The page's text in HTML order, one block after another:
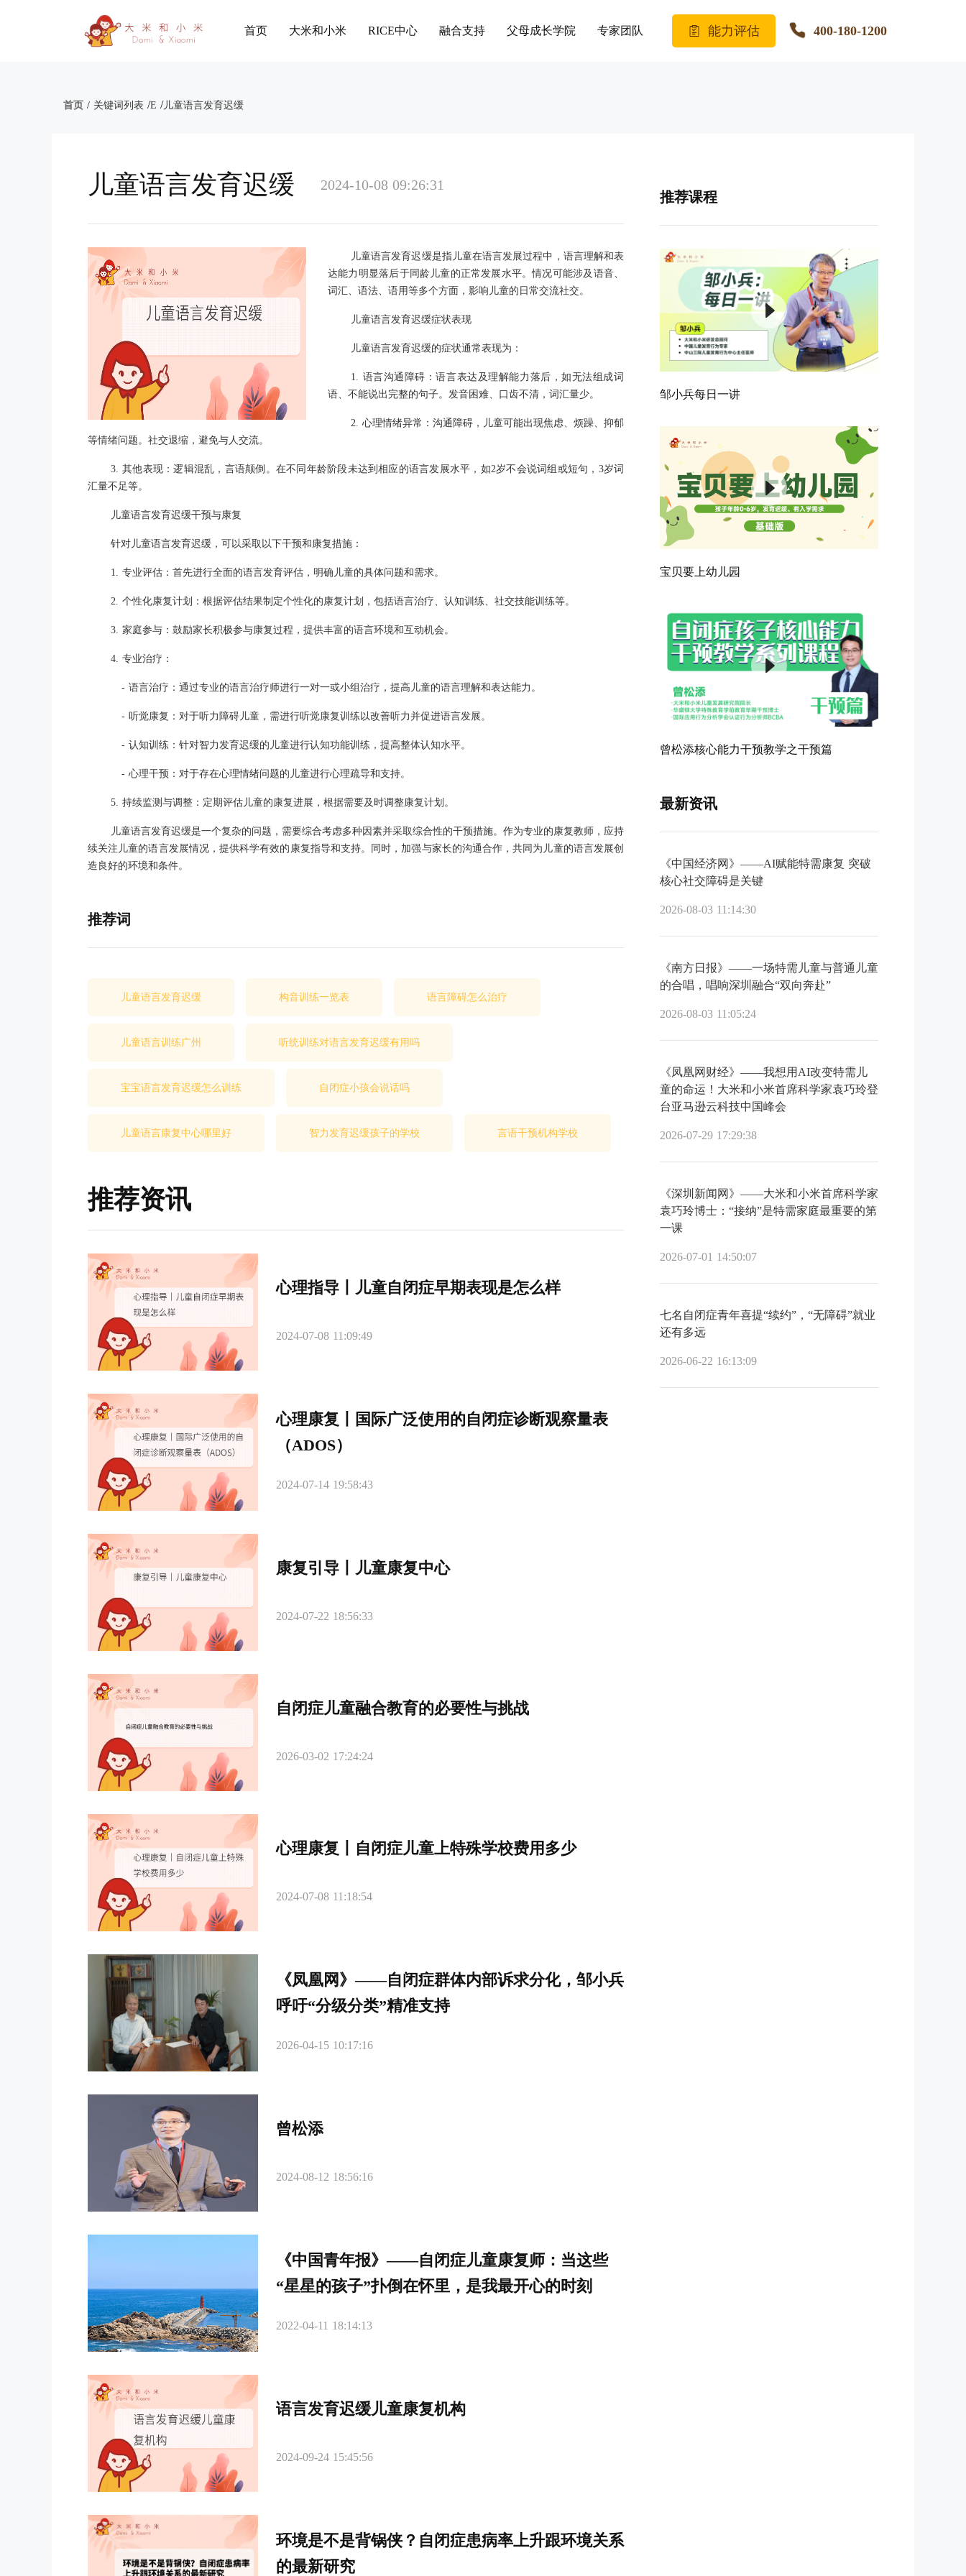
首页 大米和小米 RICE中心 融合支持 父母成长学院 专家团队 能力评估 400-180-1200
首页 / 关键词列表 /E /儿童语言发育迟缓
儿童语言发育迟缓 2024-10-08 09:26:31
儿童语言发育迟缓是指儿童在语言发展过程中，语言理解和表
达能力明显落后于同龄儿童的正常发展水平。情况可能涉及语音、
词汇、语法、语用等多个方面，影响儿童的日常交流社交。
儿童语言发育迟缓症状表现
儿童语言发育迟缓的症状通常表现为：
1. 语言沟通障碍：语言表达及理解能力落后，如无法组成词
语、不能说出完整的句子。发音困难、口齿不清，词汇量少。
2. 心理情绪异常：沟通障碍，儿童可能出现焦虑、烦躁、抑郁
等情绪问题。社交退缩，避免与人交流。
3. 其他表现：逻辑混乱，言语颠倒。在不同年龄阶段未达到相应的语言发展水平，如2岁不会说词组或短句，3岁词
汇量不足等。
儿童语言发育迟缓干预与康复
针对儿童语言发育迟缓，可以采取以下干预和康复措施：
1. 专业评估：首先进行全面的语言发育评估，明确儿童的具体问题和需求。
2. 个性化康复计划：根据评估结果制定个性化的康复计划，包括语言治疗、认知训练、社交技能训练等。
3. 家庭参与：鼓励家长积极参与康复过程，提供丰富的语言环境和互动机会。
4. 专业治疗：
- 语言治疗：通过专业的语言治疗师进行一对一或小组治疗，提高儿童的语言理解和表达能力。
- 听觉康复：对于听力障碍儿童，需进行听觉康复训练以改善听力并促进语言发展。
- 认知训练：针对智力发育迟缓的儿童进行认知功能训练，提高整体认知水平。
- 心理干预：对于存在心理情绪问题的儿童进行心理疏导和支持。
5. 持续监测与调整：定期评估儿童的康复进展，根据需要及时调整康复计划。
儿童语言发育迟缓是一个复杂的问题，需要综合考虑多种因素并采取综合性的干预措施。作为专业的康复教师，应持
续关注儿童的语言发展情况，提供科学有效的康复指导和支持。同时，加强与家长的沟通合作，共同为儿童的语言发展创
造良好的环境和条件。
推荐词
儿童语言发育迟缓 构音训练一览表 语言障碍怎么治疗
儿童语言训练广州 听统训练对语言发育迟缓有用吗
宝宝语言发育迟缓怎么训练 自闭症小孩会说话吗
儿童语言康复中心哪里好 智力发育迟缓孩子的学校 言语干预机构学校
推荐资讯
心理指导丨儿童自闭症早期表现是怎么样
2024-07-08 11:09:49
心理康复丨国际广泛使用的自闭症诊断观察量表
（ADOS）
2024-07-14 19:58:43
康复引导丨儿童康复中心
2024-07-22 18:56:33
自闭症儿童融合教育的必要性与挑战
2026-03-02 17:24:24
心理康复丨自闭症儿童上特殊学校费用多少
2024-07-08 11:18:54
《凤凰网》——自闭症群体内部诉求分化，邹小兵
呼吁“分级分类”精准支持
2026-04-15 10:17:16
曾松添
2024-08-12 18:56:16
《中国青年报》——自闭症儿童康复师：当这些
“星星的孩子”扑倒在怀里，是我最开心的时刻
2022-04-11 18:14:13
语言发育迟缓儿童康复机构
2024-09-24 15:45:56
环境是不是背锅侠？自闭症患病率上升跟环境关系
的最新研究
推荐课程
邹小兵每日一讲
宝贝要上幼儿园
曾松添核心能力干预教学之干预篇
最新资讯
《中国经济网》——AI赋能特需康复 突破
核心社交障碍是关键
2026-08-03 11:14:30
《南方日报》——一场特需儿童与普通儿童
的合唱，唱响深圳融合“双向奔赴”
2026-08-03 11:05:24
《凤凰网财经》——我想用AI改变特需儿
童的命运！大米和小米首席科学家袁巧玲登
台亚马逊云科技中国峰会
2026-07-29 17:29:38
《深圳新闻网》——大米和小米首席科学家
袁巧玲博士：“接纳”是特需家庭最重要的第
一课
2026-07-01 14:50:07
七名自闭症青年喜提“续约”，“无障碍”就业
还有多远
2026-06-22 16:13:09